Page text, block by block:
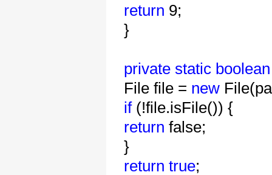
return 9;
}
private static boolean
File file = new
if(!file.isFile()) {
return false;
}
return true;